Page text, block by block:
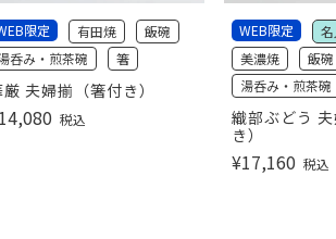
夫婦揃（箸付き）
限定 有田焼
飯碗
呑み・煎茶碗
箸
税込
織部ぶどう
き）
WEB限定
美濃焼
飯碗
湯呑み・煎茶碗
¥17,160 税込